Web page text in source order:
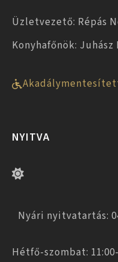
Üzletvezető: Répás
Konyhafőnök: Juhász
NYITVA
Nyári nyitvatartás:
Hétfő-szombat: